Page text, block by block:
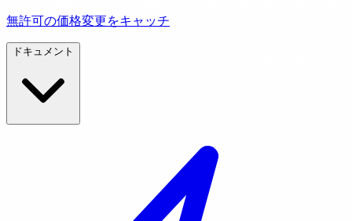
無許可の価格変更をキャッチ
ドキュメント